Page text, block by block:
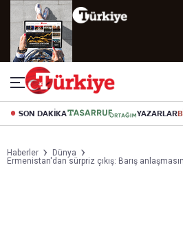
SON DAKİKA YAZARLAR
Haberler
Dünya
Ermenistan'dan sürpriz çıkış: Barış